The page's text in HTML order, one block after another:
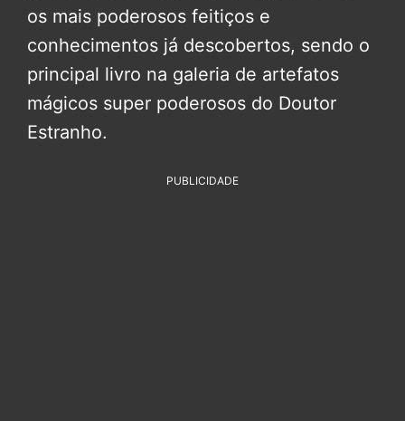
os mais poderosos feitiços e
conhecimentos já descobertos, sendo o
principal livro na galeria de artefatos
mágicos super poderosos do Doutor
Estranho.
PUBLICIDADE